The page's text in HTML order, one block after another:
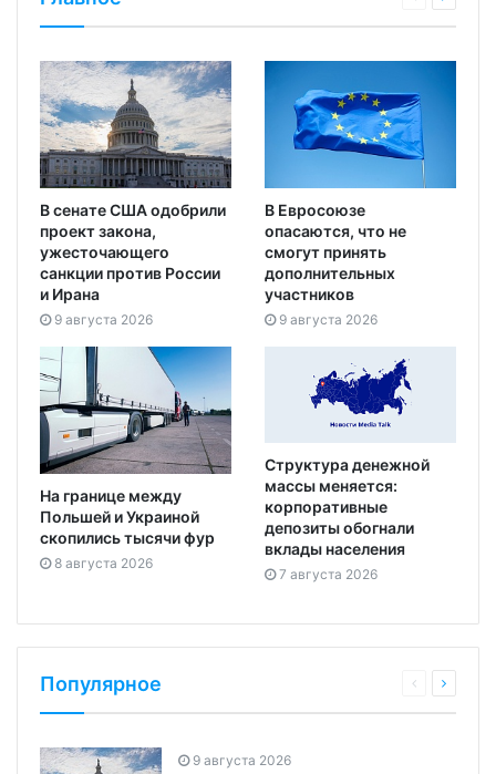
В сенате США одобрили
проект закона,
ужесточающего
санкции против России
и Ирана
9 августа 2026
В Евросоюзе
опасаются, что не
смогут принять
дополнительных
участников
9 августа 2026
На границе между
Польшей и Украиной
скопились тысячи фур
8 августа 2026
Структура денежной
массы меняется:
корпоративные
депозиты обогнали
вклады населения
7 августа 2026
Популярное
9 августа 2026